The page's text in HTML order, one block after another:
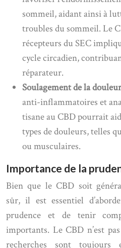
sommeil, aidant ainsi à
troubles du sommeil. Le
récepteurs du SEC
cycle circadien,
réparateur.
Soulagement de la
anti-inflammatoires et
tisane au CBD pourrait
types de douleurs, telles
ou musculaires.
Importance de la
Bien que le CBD soit
sûr, il est essentiel
prudence et de tenir
importants. Le CBD n’est
recherches sont